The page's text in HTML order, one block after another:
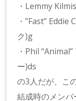
・Lemmy
・”Fast”
ク)g
・Phil
ー)ds
の3人だが、こ
結成時のメンバ